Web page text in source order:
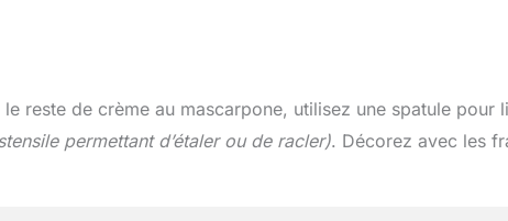
reste de crème au mascarpone, utilisez une spatule pour
permettant d’étaler ou de racler). Décorez avec les